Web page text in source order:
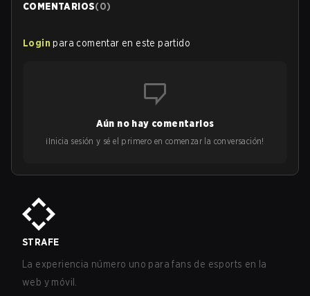
COMENTARIOS(0)
Login para comentar en este partido
Aún no hay comentarios
¡Inicia sesión y sé el primero en comenzar la conversación!
STRAFE
La experiencia número uno para fans de esports en la
web y móvil.